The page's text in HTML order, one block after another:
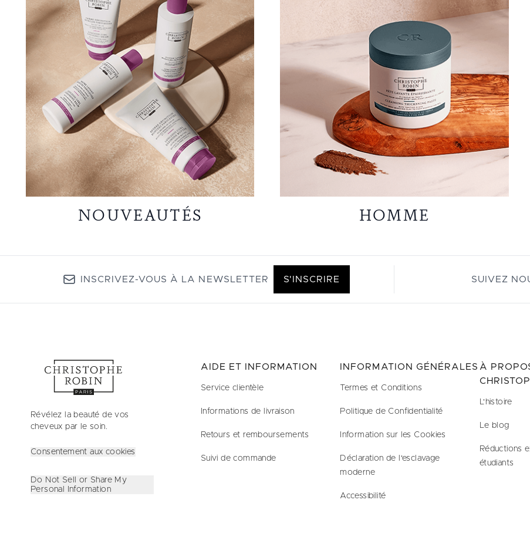
NOUVEAUTÉS HOMME
INSCRIVEZ-VOUS À LA NEWSLETTER S'INSCRIRE SUIVEZ
Révélez la beauté de vos
cheveux par le soin.
Consentement aux cookies
Do Not Sell or Share My
Personal Information
AIDE ET INFORMATION
Service clientèle
Informations de livraison
Retours et remboursements
Suivi de commande
INFORMATION GÉNÉRALES
Termes et Conditions
Politique de Confidentialité
Information sur les Cookies
Déclaration de l'esclavage
moderne
Accessibilité
À
L'histoire
Le blog
Réductions
étudiants